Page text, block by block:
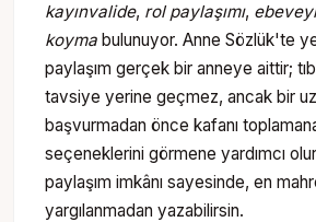
kayınvalide, rol paylaşımı,
koyma bulunuyor. Anne Sözlük'te
paylaşım gerçek bir anneye aittir;
tavsiye yerine geçmez, ancak bir
başvurmadan önce kafanı
seçeneklerini görmene yardımcı
paylaşım imkânı sayesinde, en
yargılanmadan yazabilirsin.